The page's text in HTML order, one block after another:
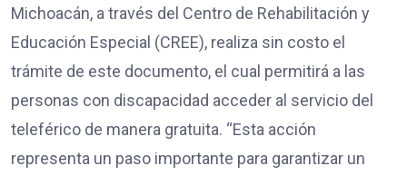
Michoacán, a través del Centro de Rehabilitación y
Educación Especial (CREE), realiza sin costo el
trámite de este documento, el cual permitirá a las
personas con discapacidad acceder al servicio del
teleférico de manera gratuita. “Esta acción
representa un paso importante para garantizar un